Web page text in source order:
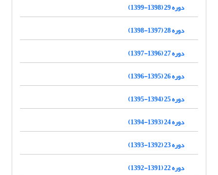
دوره 29 (1398-1399)
دوره 28 (1397-1398)
دوره 27 (1396-1397)
دوره 26 (1395-1396)
دوره 25 (1394-1395)
دوره 24 (1393-1394)
دوره 23 (1392-1393)
دوره 22 (1391-1392)